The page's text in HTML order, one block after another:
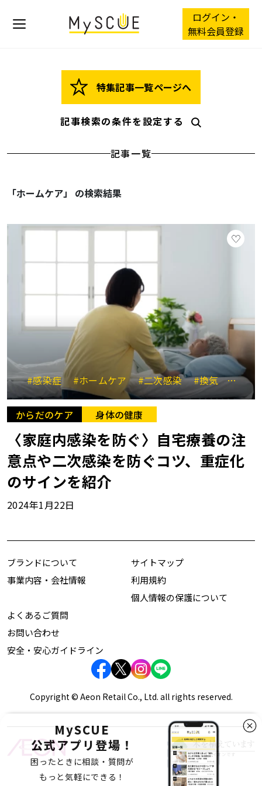
ログイン・
無料会員登録
特集記事一覧ページへ
記事検索の条件を設定する
記事一覧
「ホームケア」 の検索結果
#感染症 #ホームケア #二次感染 #換気 #水
からだのケア 身体の健康
〈家庭内感染を防ぐ〉自宅療養の注
意点や二次感染を防ぐコツ、重症化
のサインを紹介
2024年1月22日
MySCUE
公式アプリ登場！
困ったときに相談・質問が
もっと気軽にできる！
ブランドについて
事業内容・会社情報
サイトマップ
利用規約
個人情報の保護について
よくあるご質問
お問い合わせ
安全・安心ガイドライン
Copyright © Aeon Retail Co., Ltd. all rights reserved.